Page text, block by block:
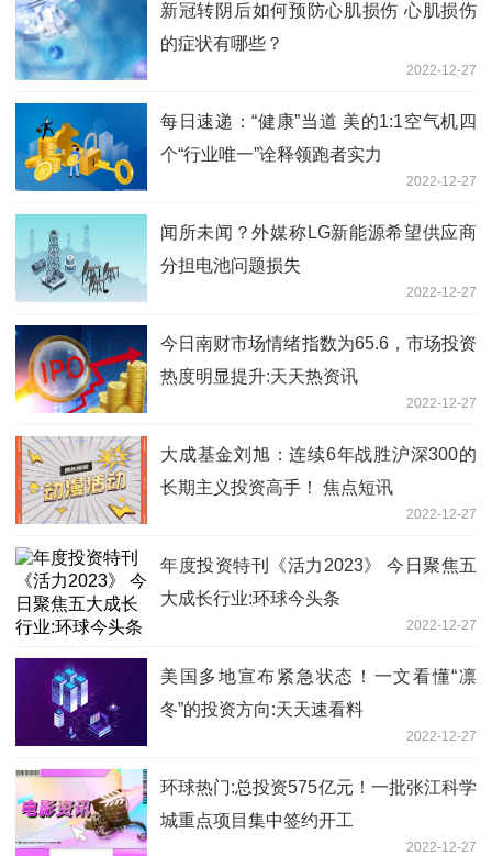
新冠转阴后如何预防心肌损伤 心肌损伤
的症状有哪些？
2022-12-27
每日速递：“健康”当道 美的1:1空气机四
个“行业唯一”诠释领跑者实力
2022-12-27
闻所未闻？外媒称LG新能源希望供应商
分担电池问题损失
2022-12-27
今日南财市场情绪指数为65.6，市场投资
热度明显提升:天天热资讯
2022-12-27
大成基金刘旭：连续6年战胜沪深300的
长期主义投资高手！ 焦点短讯
2022-12-27
年度投资特刊《活力2023》 今日聚焦五
大成长行业:环球今头条
2022-12-27
美国多地宣布紧急状态！一文看懂“凛
冬”的投资方向:天天速看料
2022-12-27
环球热门:总投资575亿元！一批张江科学
城重点项目集中签约开工
2022-12-27